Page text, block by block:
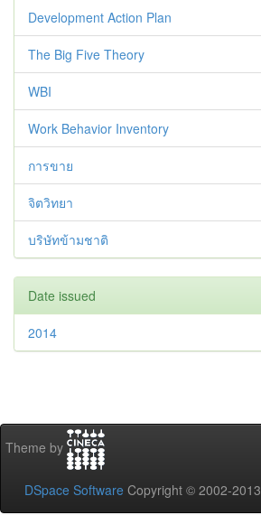
Development Action Plan
The Big Five Theory
WBI
Work Behavior Inventory
การขาย
จิตวิทยา
บริษัทข้ามชาติ
Date issued
2014
Theme by
DSpace Software Copyright © 2002-2013